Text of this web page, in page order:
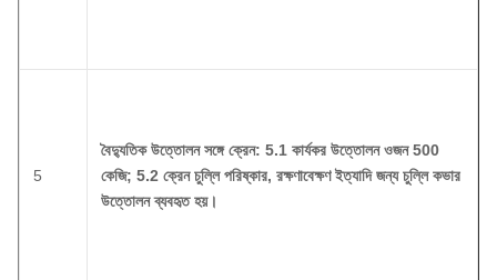
5
বৈদ্যুতিক উত্তোলন সঙ্গে ক্রেন: 5.1 কার্যকর উত্তোলন ওজন 500
কেজি; 5.2 ক্রেন চুল্লি পরিষ্কার, রক্ষণাবেক্ষণ ইত্যাদি জন্য চুল্লি কভার
উত্তোলন ব্যবহৃত হয়।